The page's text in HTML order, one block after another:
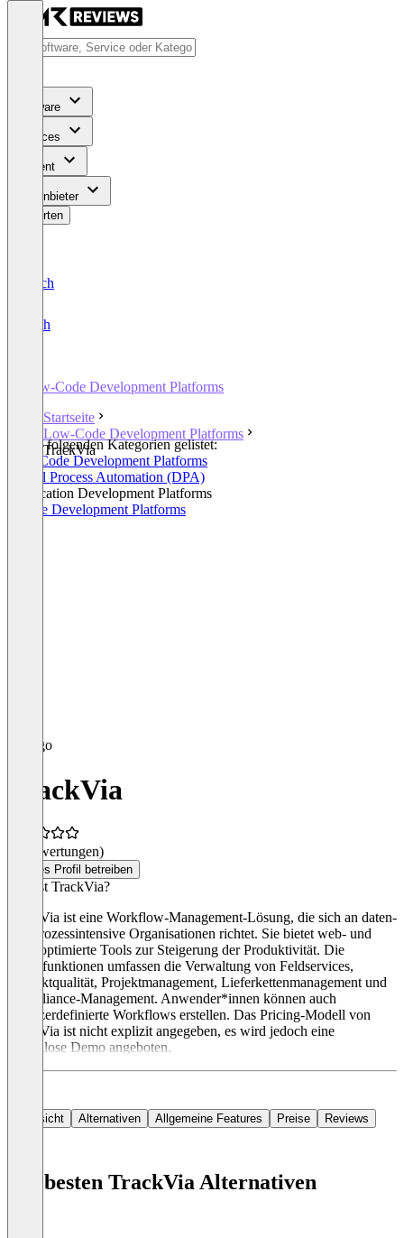
Software
Services
Content
Für Anbieter
Bewerten
Deutsch
English
Low-Code Development Platforms
Startseite
Low-Code Development Platforms
TrackVia
In den folgenden Kategorien gelistet:
Low-Code Development Platforms
Digital Process Automation (DPA)
Application Development Platforms
Mobile Development Platforms
TrackVia
(0 Bewertungen)
Dieses Profil betreiben
Was ist TrackVia?
TrackVia ist eine Workflow-Management-Lösung, die sich an daten-
und prozessintensive Organisationen richtet. Sie bietet web- und
mobiloptimierte Tools zur Steigerung der Produktivität. Die
Hauptfunktionen umfassen die Verwaltung von Feldservices,
Produktqualität, Projektmanagement, Lieferkettenmanagement und
Compliance-Management. Anwender*innen können auch
benutzerdefinierte Workflows erstellen. Das Pricing-Modell von
TrackVia ist nicht explizit angegeben, es wird jedoch eine
kostenlose Demo angeboten.
Übersicht Alternativen Allgemeine Features Preise Reviews
Die besten TrackVia Alternativen